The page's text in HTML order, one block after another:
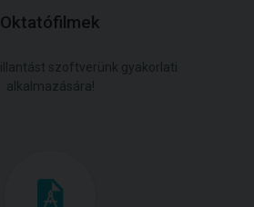
Oktatófilmek